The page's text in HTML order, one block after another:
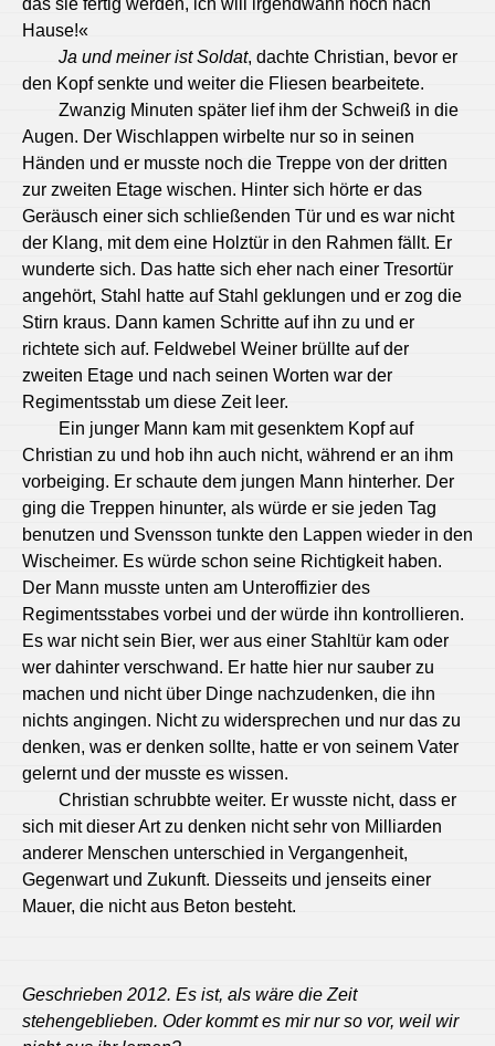
das sie fertig werden, ich will irgendwann noch nach
Hause!«
Ja und meiner ist Soldat, dachte Christian, bevor er
den Kopf senkte und weiter die Fliesen bearbeitete.
Zwanzig Minuten später lief ihm der Schweiß in die
Augen. Der Wischlappen wirbelte nur so in seinen
Händen und er musste noch die Treppe von der dritten
zur zweiten Etage wischen. Hinter sich hörte er das
Geräusch einer sich schließenden Tür und es war nicht
der Klang, mit dem eine Holztür in den Rahmen fällt. Er
wunderte sich. Das hatte sich eher nach einer Tresortür
angehört, Stahl hatte auf Stahl geklungen und er zog die
Stirn kraus. Dann kamen Schritte auf ihn zu und er
richtete sich auf. Feldwebel Weiner brüllte auf der
zweiten Etage und nach seinen Worten war der
Regimentsstab um diese Zeit leer.
Ein junger Mann kam mit gesenktem Kopf auf
Christian zu und hob ihn auch nicht, während er an ihm
vorbeiging. Er schaute dem jungen Mann hinterher. Der
ging die Treppen hinunter, als würde er sie jeden Tag
benutzen und Svensson tunkte den Lappen wieder in den
Wischeimer. Es würde schon seine Richtigkeit haben.
Der Mann musste unten am Unteroffizier des
Regimentsstabes vorbei und der würde ihn kontrollieren.
Es war nicht sein Bier, wer aus einer Stahltür kam oder
wer dahinter verschwand. Er hatte hier nur sauber zu
machen und nicht über Dinge nachzudenken, die ihn
nichts angingen. Nicht zu widersprechen und nur das zu
denken, was er denken sollte, hatte er von seinem Vater
gelernt und der musste es wissen.
Christian schrubbte weiter. Er wusste nicht, dass er
sich mit dieser Art zu denken nicht sehr von Milliarden
anderer Menschen unterschied in Vergangenheit,
Gegenwart und Zukunft. Diesseits und jenseits einer
Mauer, die nicht aus Beton besteht.
Geschrieben 2012. Es ist, als wäre die Zeit
stehengeblieben. Oder kommt es mir nur so vor, weil wir